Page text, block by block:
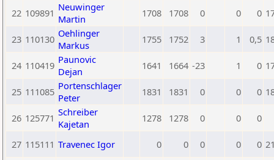
22 109891 Neuwinger
Martin
1708 1708 0 0 0
23 110130 Oehlinger
Markus
1755 1752 3 1 0,5
24 110419 Paunovic
Dejan
1641 1664 -23 1 0
25 111085 Portenschlager
Peter
1831 1831 0 0 0
26 125771 Schreiber
Kajetan
1278 1278 0 0 0
27 115111 Travenec Igor 0 0 0 0 0